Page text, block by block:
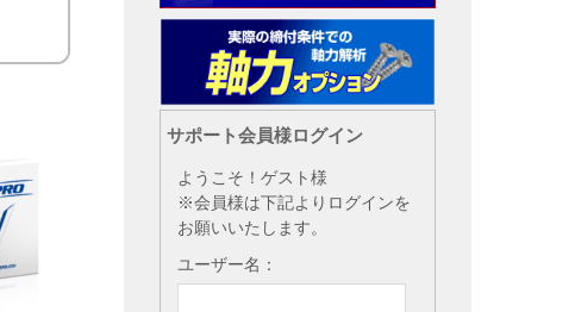
サポート会員様ログイン
ようこそ！ゲスト様
※会員様は下記よりログインを
お願いいたします。
ユーザー名：